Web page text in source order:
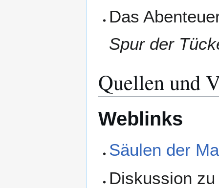
Das
Spur der
Quellen und
Weblinks
Säulen der
Diskussion